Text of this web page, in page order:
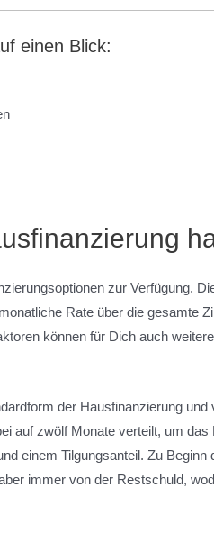
einen Blick:
zur Verfügung.
Rate über die gesamte
können für Dich auch
der Hausfinanzierung
auf zwölf Monate verteilt, um
einem Tilgungsanteil. Zu
immer von der Restschuld,